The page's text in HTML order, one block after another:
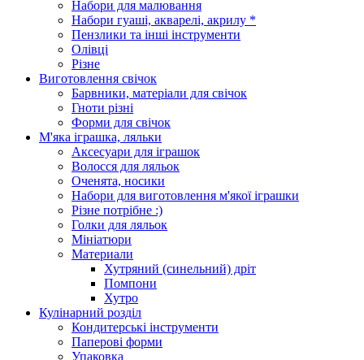
Набори для малювання
Набори гуаші, акварелі, акрилу *
Пензлики та інші інструменти
Олівці
Різне
Виготовлення свічок
Барвники, матеріали для свічок
Гноти різні
Форми для свічок
М'яка іграшка, ляльки
Аксесуари для іграшок
Волосся для ляльок
Оченята, носики
Набори для виготовлення м'якої іграшки
Різне потрібне :)
Голки для ляльок
Мініатюри
Материали
Хутряний (синельний) дріт
Помпони
Хутро
Кулінарний розділ
Кондитерські інструменти
Паперові форми
Упаковка